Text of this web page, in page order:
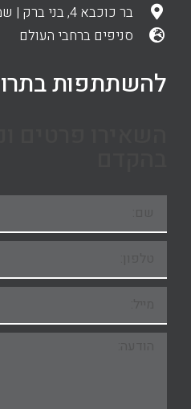
בר כוכבא 4, בני ברק | שמגר 5, ירושלים
סניפים ברחבי העולם
להשתתפות